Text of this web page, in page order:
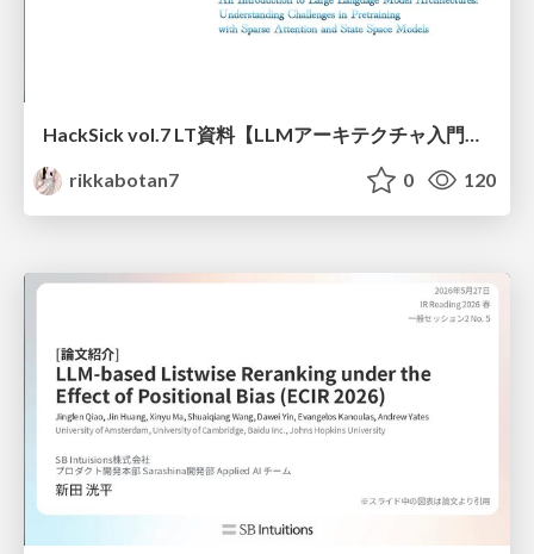
HackSick vol.7 LT資料【LLMアーキテクチャ入門・事前学習時の躓き所解説】 スパースなAttention・状態空間モデル
rikkabotan7
0 120